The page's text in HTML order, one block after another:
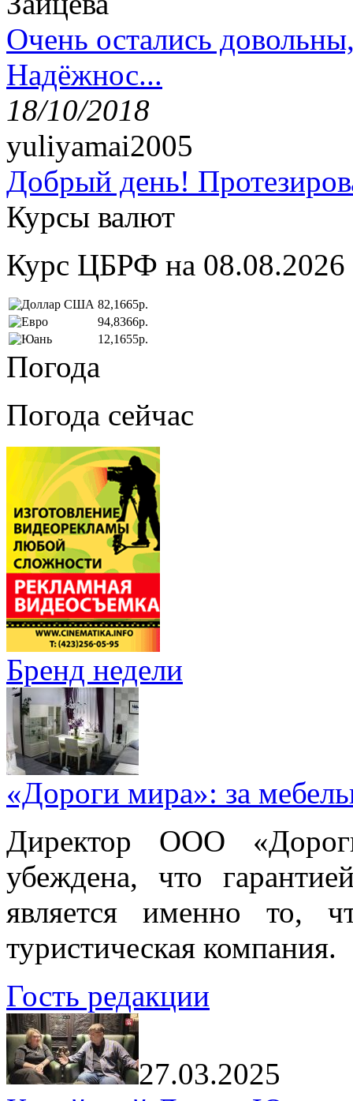
Очень остались
Надёжнос...
18/10/2018
yuliyamai2005
Добрый день!
Курсы валют
Курс ЦБРФ на 08.08.2026
82,1665р.
94,8366р.
12,1655р.
Погода
Погода сейчас
Бренд недели
«Дороги мира»: за
Директор ООО
убеждена, что
является именно то,
туристическая компания.
Гость редакции
27.03.2025